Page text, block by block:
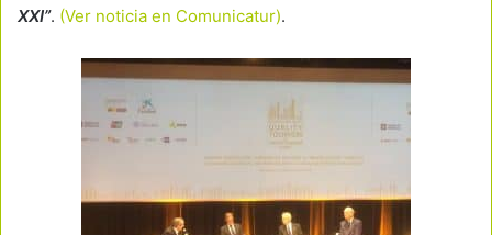
XXI”. (Ver noticia en Comunicatur).